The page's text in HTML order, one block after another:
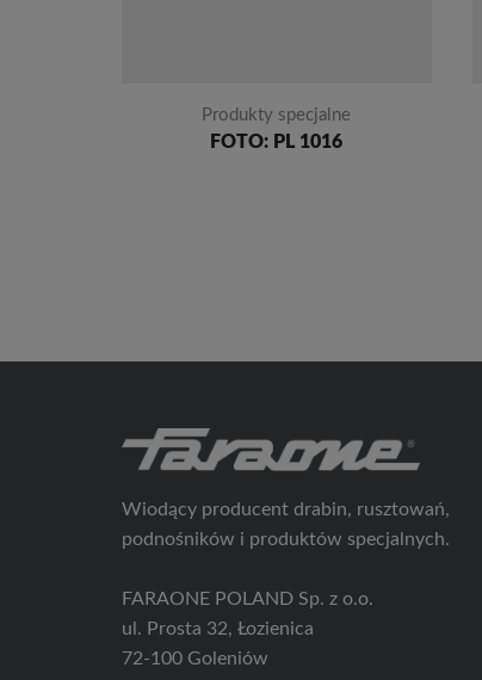
Produkty specjalne
FOTO: PL 1016
Wiodący producent drabin, rusztowań,
podnośników i produktów specjalnych.
FARAONE POLAND Sp. z o.o.
ul. Prosta 32, Łozienica
72-100 Goleniów